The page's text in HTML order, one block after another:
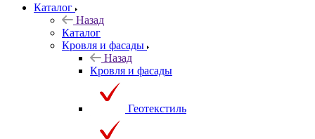
Каталог
Назад
Каталог
Кровля и фасады
Назад
Кровля и фасады
Геотекстиль